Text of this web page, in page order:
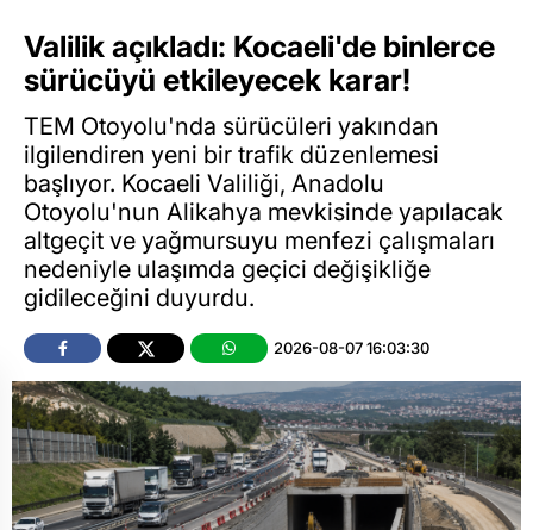
Valilik açıkladı: Kocaeli'de binlerce
sürücüyü etkileyecek karar!
TEM Otoyolu'nda sürücüleri yakından
ilgilendiren yeni bir trafik düzenlemesi
başlıyor. Kocaeli Valiliği, Anadolu
Otoyolu'nun Alikahya mevkisinde yapılacak
altgeçit ve yağmursuyu menfezi çalışmaları
nedeniyle ulaşımda geçici değişikliğe
gidileceğini duyurdu.
2026-08-07 16:03:30